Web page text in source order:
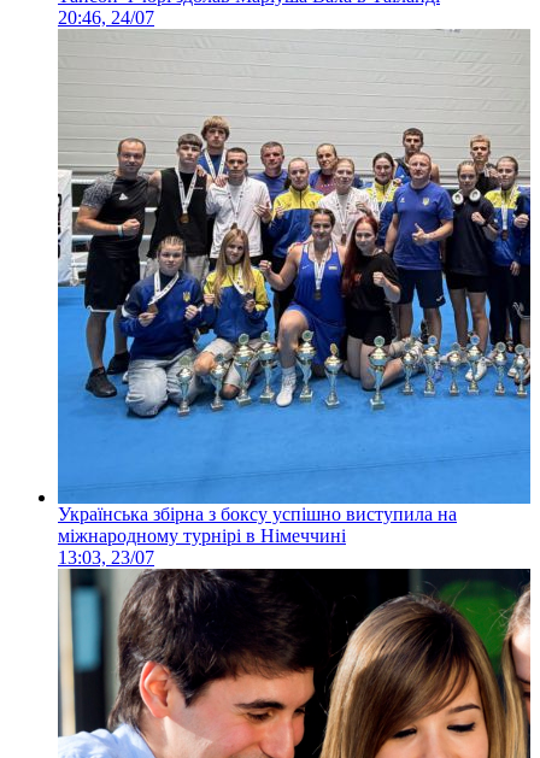
20:46, 24/07
Українська збірна з боксу успішно виступила на
міжнародному турнірі в Німеччині
13:03, 23/07